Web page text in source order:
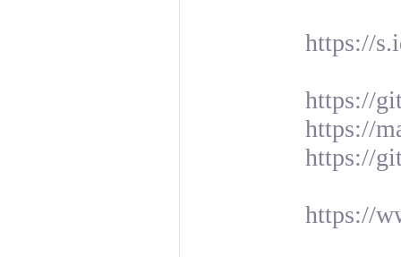
https://
https://
https://
https://
https://